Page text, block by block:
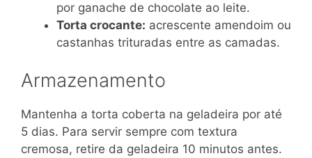
por ganache de chocolate ao leite.
Torta crocante: acrescente amendoim ou
castanhas trituradas entre as camadas.
Armazenamento
Mantenha a torta coberta na geladeira por até
5 dias. Para servir sempre com textura
cremosa, retire da geladeira 10 minutos antes.